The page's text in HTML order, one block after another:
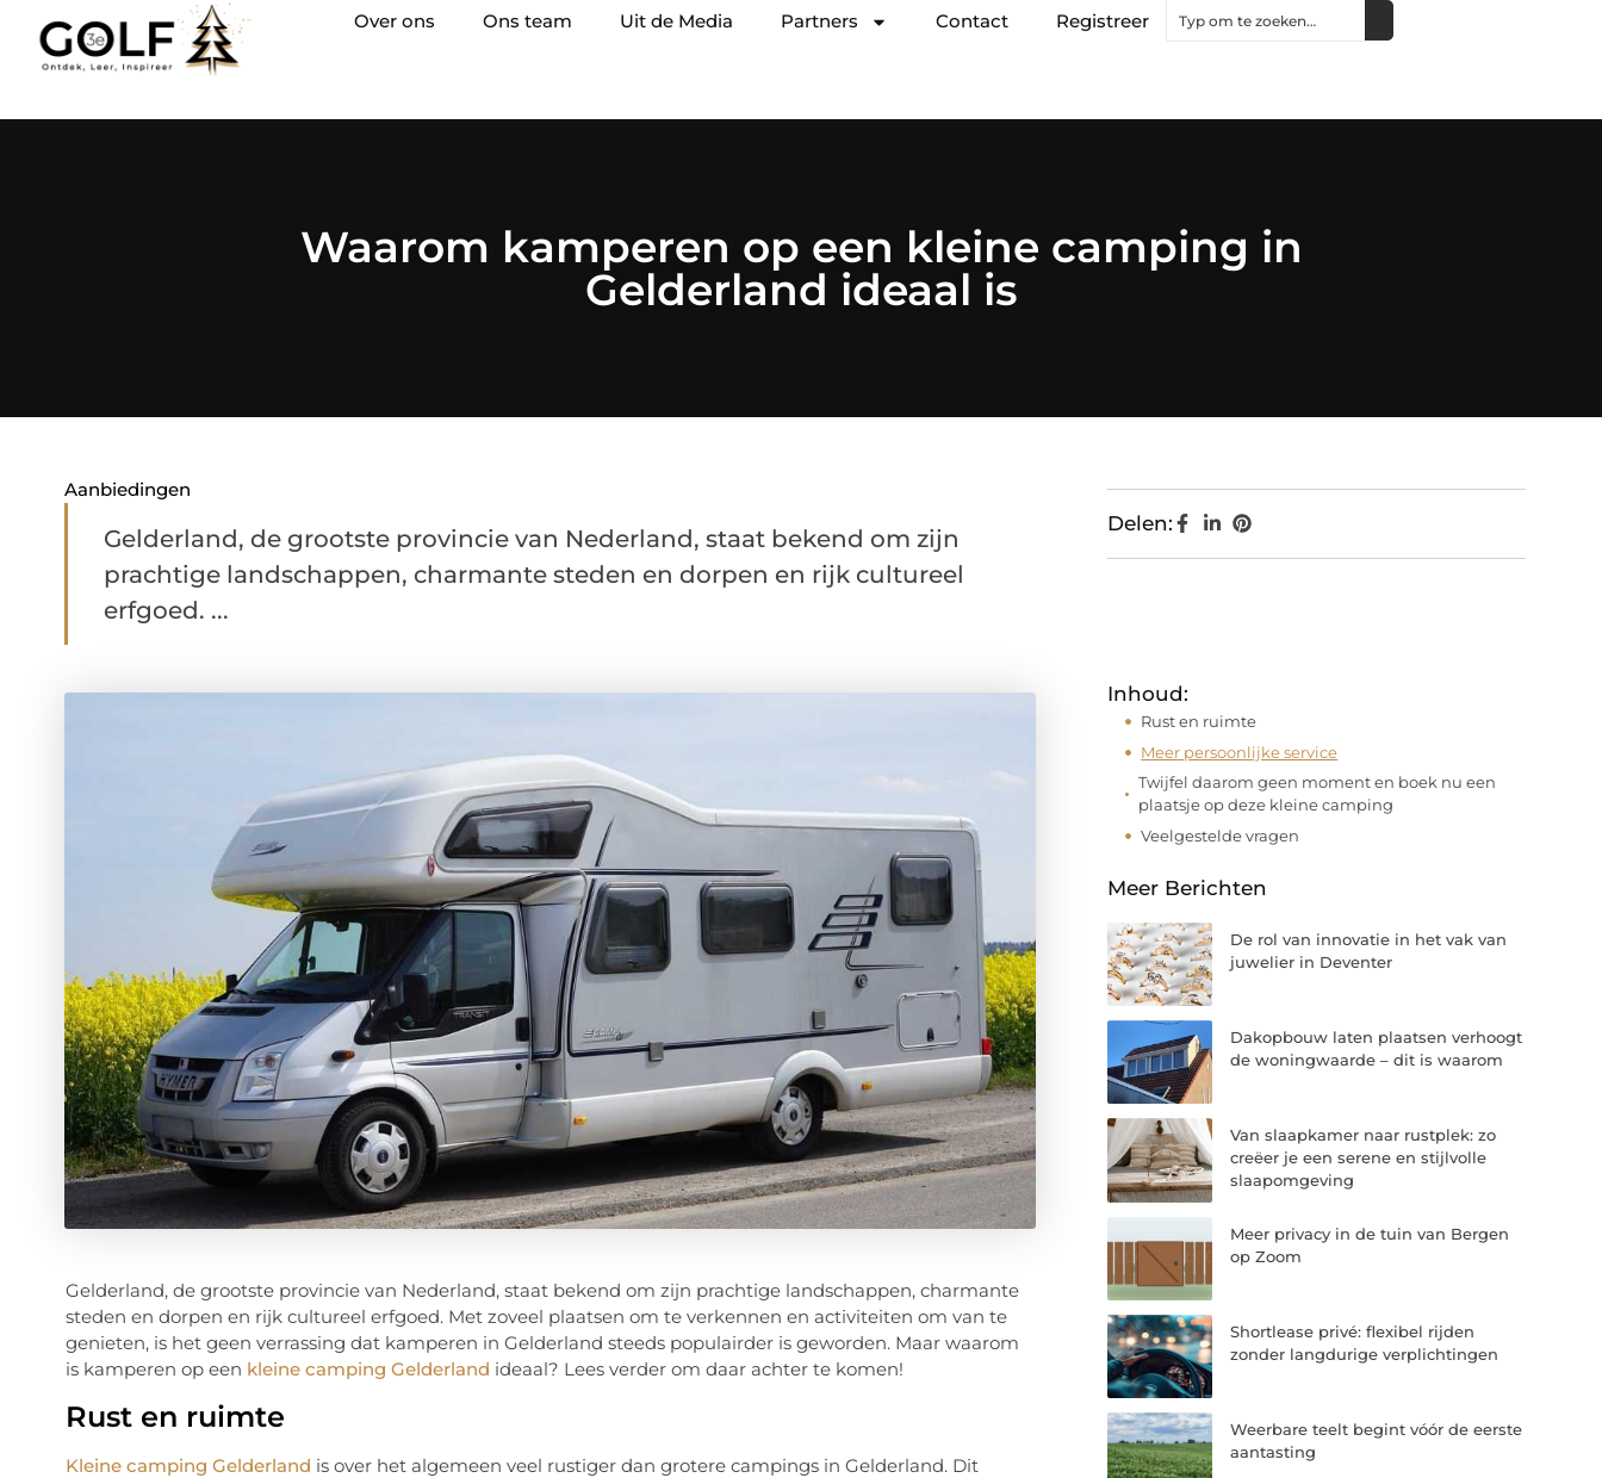
Over ons Ons team Uit de Media Partners Contact Registreer
Waarom kamperen op een kleine camping in
Gelderland ideaal is
Aanbiedingen
Gelderland, de grootste provincie van Nederland, staat bekend om zijn
prachtige landschappen, charmante steden en dorpen en rijk cultureel
erfgoed. ...
Gelderland, de grootste provincie van Nederland, staat bekend om zijn prachtige landschappen, charmante
steden en dorpen en rijk cultureel erfgoed. Met zoveel plaatsen om te verkennen en activiteiten om van te
genieten, is het geen verrassing dat kamperen in Gelderland steeds populairder is geworden. Maar waarom
is kamperen op een kleine camping Gelderland ideaal? Lees verder om daar achter te komen!
Rust en ruimte
Kleine camping Gelderland is over het algemeen veel rustiger dan grotere campings in Gelderland. Dit
Delen:
Inhoud:
Rust en ruimte
Meer persoonlijke service
Twijfel daarom geen moment en boek nu een
plaatsje op deze kleine camping
Veelgestelde vragen
Meer Berichten
De rol van innovatie in het vak van
juwelier in Deventer
Dakopbouw laten plaatsen verhoogt
de woningwaarde – dit is waarom
Van slaapkamer naar rustplek: zo
creëer je een serene en stijlvolle
slaapomgeving
Meer privacy in de tuin van Bergen
op Zoom
Shortlease privé: flexibel rijden
zonder langdurige verplichtingen
Weerbare teelt begint vóór de eerste
aantasting